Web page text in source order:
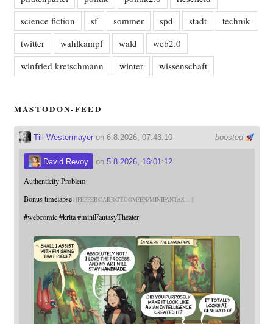
science fiction
sf sommer spd stadt
technik
twitter
wahlkampf wald
web2.0
winfried kretschmann
winter wissenschaft
MASTODON-FEED
boosted
Till Westermayeron 6.8.2026, 07:43:10
David Revoy on 5.8.2026, 16:01:12
Authenticity Problem
Bonus timelapse: PEPPERCARROT.COM/EN/MINIFANTAS
#webcomic #krita #miniFantasyTheater